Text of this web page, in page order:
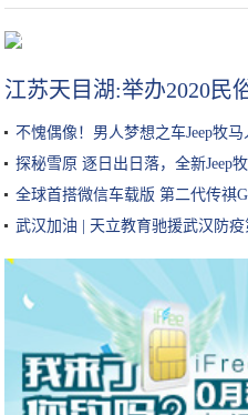
浙江这俩5A景区距离仅300米，
江苏天目湖:举办2020民
不愧偶像！男人梦想之车Jeep牧
探秘雪原 逐日出日落，全新Jeep
全球首搭微信车载版 第二代传祺
武汉加油 | 天立教育驰援武汉防疫